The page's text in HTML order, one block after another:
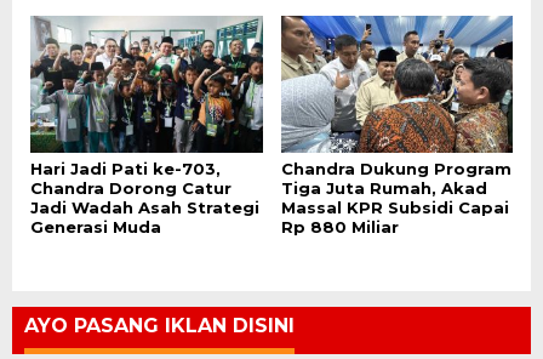
Hari Jadi Pati ke-703,
Chandra Dorong Catur
Jadi Wadah Asah Strategi
Generasi Muda
Chandra Dukung Program
Tiga Juta Rumah, Akad
Massal KPR Subsidi Capai
Rp 880 Miliar
AYO PASANG IKLAN DISINI